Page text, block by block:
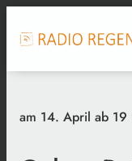
am 14. April ab 19